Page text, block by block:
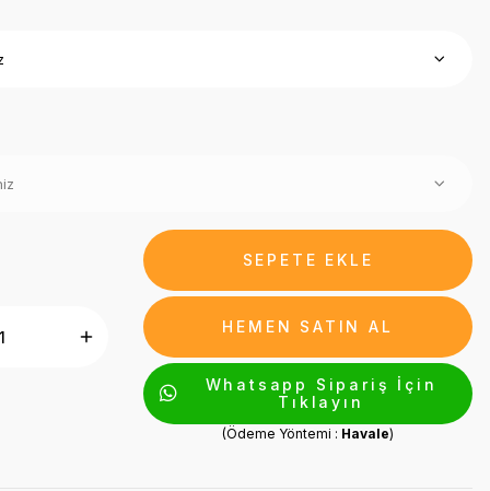
SEPETE EKLE
HEMEN SATIN AL
Whatsapp Sipariş İçin
Tıklayın
(Ödeme Yöntemi : Havale)